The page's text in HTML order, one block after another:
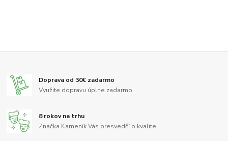
Doprava od 30€ zadarmo
Využite dopravu úplne zadarmo
8 rokov na trhu
Značka Kameník Vás presvedčí o kvalite